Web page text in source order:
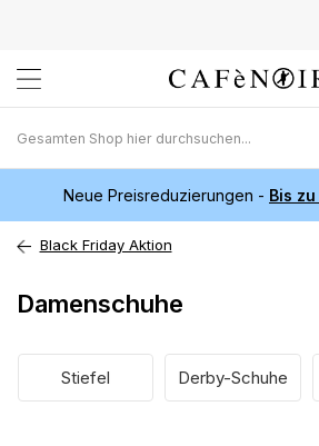
Inhalt
springen
Neue Preisreduzierungen - Bis
Black Friday Aktion
Damenschuhe
Stiefel Derby-Schuhe